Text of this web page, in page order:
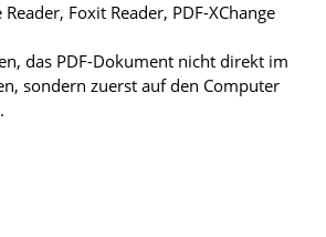
Foxit Reader, PDF-XChange
das PDF-Dokument nicht direkt im
sondern zuerst auf den Computer